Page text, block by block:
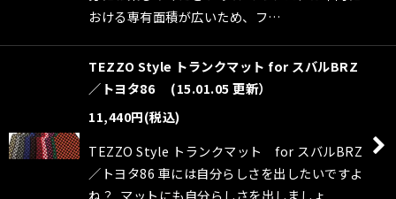
おける専有面積が広いため、フ…
TEZZO Style トランクマット for スバルBRZ
／トヨタ86 (15.01.05 更新）
11,440円(税込)
TEZZO Style トランクマット for スバルBRZ
／トヨタ86 車には自分らしさを出したいですよ
ね？ マットにも自分らしさを出しましょ